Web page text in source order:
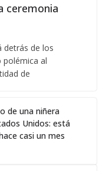
ceremonia
detrás de los
polémica al
de
de una niñera
Unidos: está
casi un mes